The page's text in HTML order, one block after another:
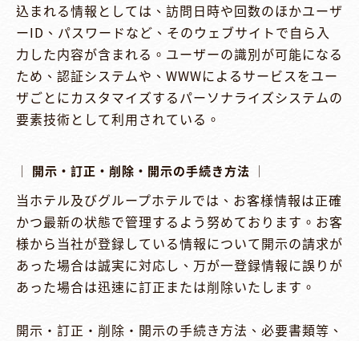
込まれる情報としては、訪問日時や回数のほかユーザ
ーID、パスワードなど、そのウェブサイトで自ら入
力した内容が含まれる。ユーザーの識別が可能になる
ため、認証システムや、WWWによるサービスをユー
ザごとにカスタマイズするパーソナライズシステムの
要素技術として利用されている。
│ 開示・訂正・削除・開示の手続き方法 │
当ホテル及びグループホテルでは、お客様情報は正確
かつ最新の状態で管理するよう努めております。お客
様から当社が登録している情報について開示の請求が
あった場合は誠実に対応し、万が一登録情報に誤りが
あった場合は迅速に訂正または削除いたします。
開示・訂正・削除・開示の手続き方法、必要書類等、